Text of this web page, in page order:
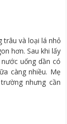
trâu và loại lá nhỏ
hơn. Sau khi lấy
uống dần có
càng nhiều. Mẹ
nhưng cần